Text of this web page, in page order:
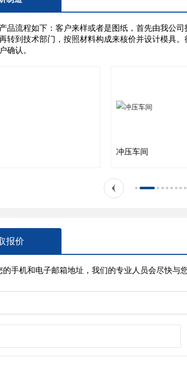
品流程如下：客户来样或者是图纸，首先由我公
转到技术部门，按照材料构成来核价并设计模具
确认。
冲压车间
报价
的手机和电子邮箱地址，我们的专业人员会尽快与